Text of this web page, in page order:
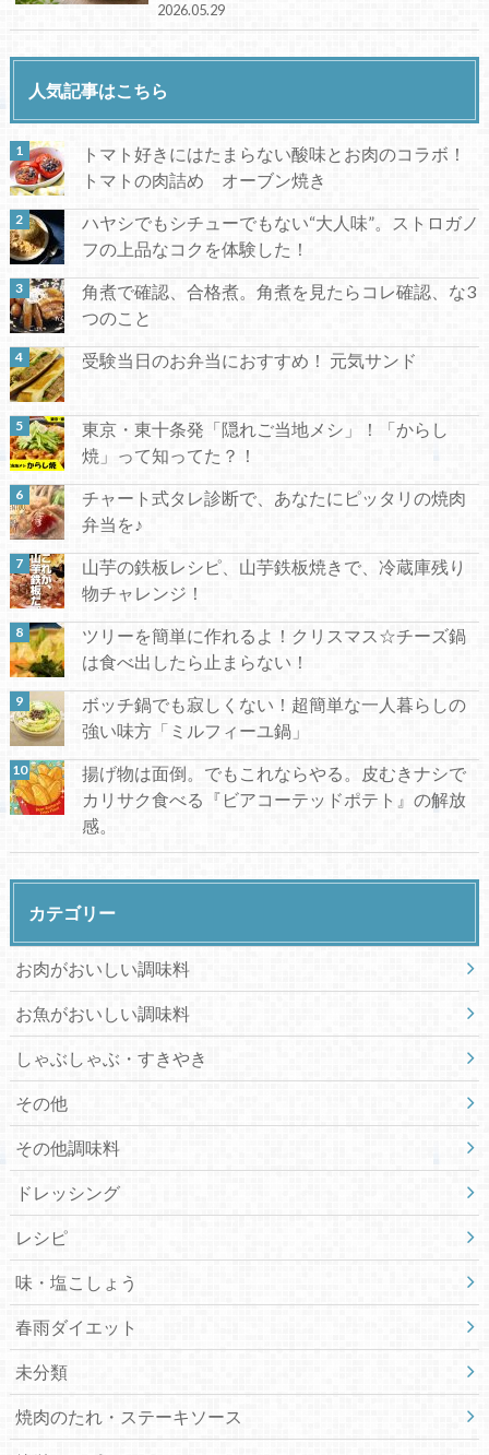
2026.05.29
人気記事はこちら
トマト好きにはたまらない酸味とお肉のコラボ！
トマトの肉詰め オーブン焼き
ハヤシでもシチューでもない“大人味”。ストロガノ
フの上品なコクを体験した！
角煮で確認、合格煮。角煮を見たらコレ確認、な3
つのこと
受験当日のお弁当におすすめ！ 元気サンド
東京・東十条発「隠れご当地メシ」！「からし
焼」って知ってた？！
チャート式タレ診断で、あなたにピッタリの焼肉
弁当を♪
山芋の鉄板レシピ、山芋鉄板焼きで、冷蔵庫残り
物チャレンジ！
ツリーを簡単に作れるよ！クリスマス☆チーズ鍋
は食べ出したら止まらない！
ボッチ鍋でも寂しくない！超簡単な一人暮らしの
強い味方「ミルフィーユ鍋」
揚げ物は面倒。でもこれならやる。皮むきナシで
カリサク食べる『ビアコーテッドポテト』の解放
感。
カテゴリー
お肉がおいしい調味料
お魚がおいしい調味料
しゃぶしゃぶ・すきやき
その他
その他調味料
ドレッシング
レシピ
味・塩こしょう
春雨ダイエット
未分類
焼肉のたれ・ステーキソース